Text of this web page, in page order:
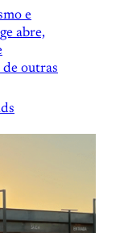
e
abre,
outras